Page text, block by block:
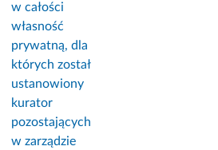
w całości
własność
prywatną, dla
których został
ustanowiony
kurator
pozostających
w zarządzie